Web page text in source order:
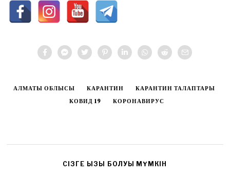
АЛМАТЫ ОБЛЫСЫ КАРАНТИН
КАРАНТИН ТАЛАПТАРЫ
КОВИД 19
КОРОНАВИРУС
CІЗГЕ ҚЫЗЫҚ БОЛУЫ МҮМКІН